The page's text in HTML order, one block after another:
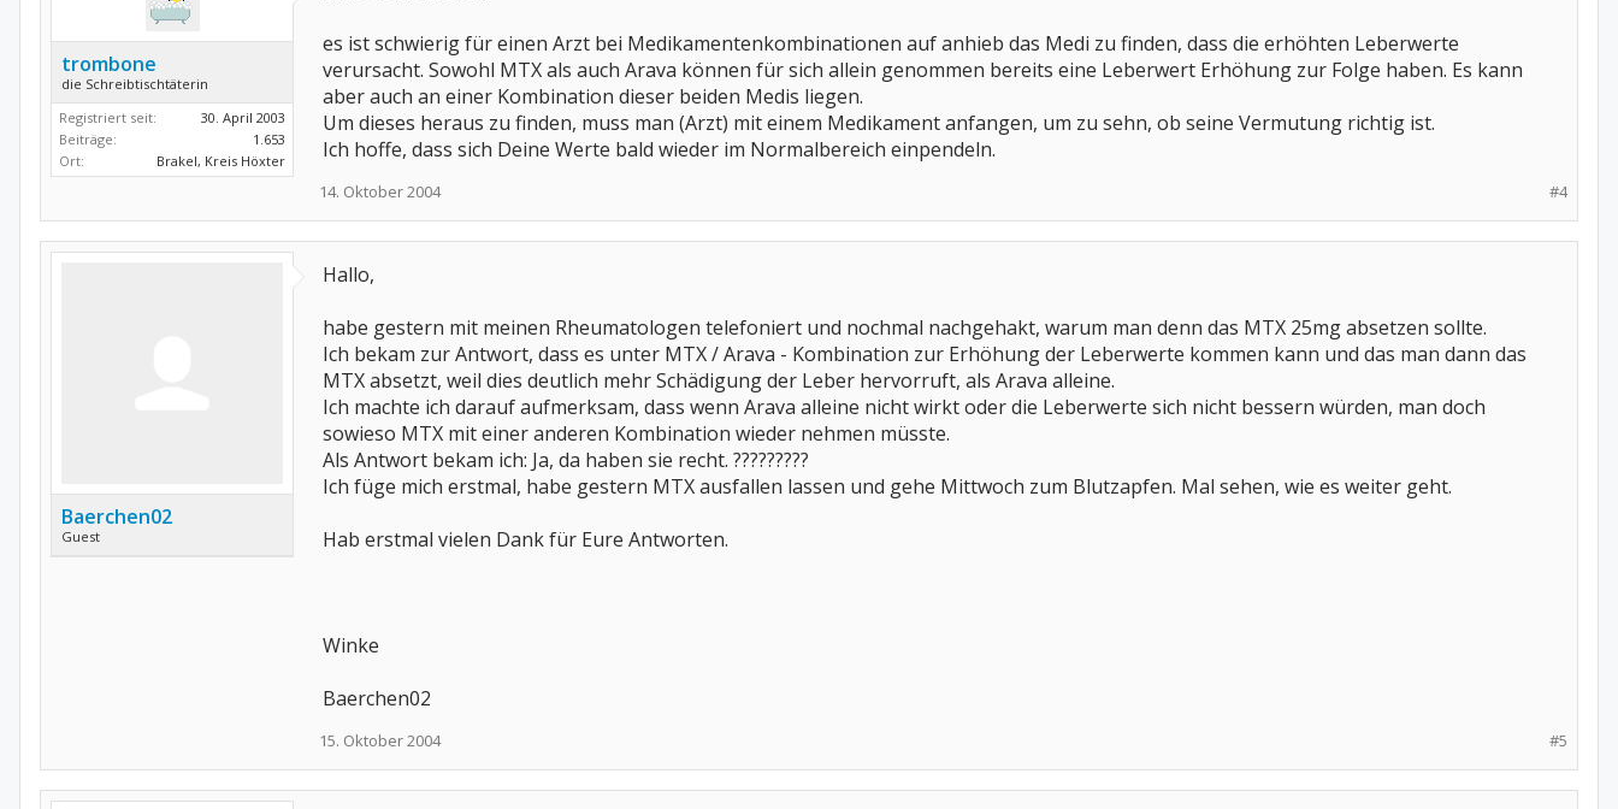
trombone
die Schreibtischtäterin
Registriert seit:
30. April 2003
Beiträge:
1.653
Ort:
Brakel, Kreis Höxter
es ist schwierig für einen Arzt bei Medikamentenkombinationen auf anhieb das Medi zu finden, dass die erhöhten Leberwerte
verursacht. Sowohl MTX als auch Arava können für sich allein genommen bereits eine Leberwert Erhöhung zur Folge haben. Es kann
aber auch an einer Kombination dieser beiden Medis liegen.
Um dieses heraus zu finden, muss man (Arzt) mit einem Medikament anfangen, um zu sehn, ob seine Vermutung richtig ist.
Ich hoffe, dass sich Deine Werte bald wieder im Normalbereich einpendeln.
#4
14. Oktober 2004
Baerchen02
Guest
Hallo,
habe gestern mit meinen Rheumatologen telefoniert und nochmal nachgehakt, warum man denn das MTX 25mg absetzen sollte.
Ich bekam zur Antwort, dass es unter MTX / Arava - Kombination zur Erhöhung der Leberwerte kommen kann und das man dann das
MTX absetzt, weil dies deutlich mehr Schädigung der Leber hervorruft, als Arava alleine.
Ich machte ich darauf aufmerksam, dass wenn Arava alleine nicht wirkt oder die Leberwerte sich nicht bessern würden, man doch
sowieso MTX mit einer anderen Kombination wieder nehmen müsste.
Als Antwort bekam ich: Ja, da haben sie recht. ?????????
Ich füge mich erstmal, habe gestern MTX ausfallen lassen und gehe Mittwoch zum Blutzapfen. Mal sehen, wie es weiter geht.
Hab erstmal vielen Dank für Eure Antworten.
Winke
Baerchen02
#5
15. Oktober 2004